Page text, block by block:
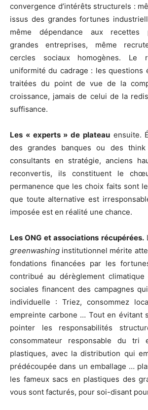
convergence d’intérêts structurels :
issus des grandes fortunes
même dépendance aux recettes
grandes entreprises, même
cercles sociaux homogènes. Le
uniformité du cadrage : les questions
traitées du point de vue de la
croissance, jamais de celui de la
suffisance.
Les « experts » de plateauensuite.
des grandes banques ou des think
consultants en stratégie, anciens
reconvertis, ils constituent le
permanence que les choix faits sont
que toute alternative est
imposée est en réalité une chance.
Les ONG et associations récupérées.
greenwashing institutionnel mérite
fondations financées par les
contribué au dérèglement
sociales financent des campagnes
individuelle : Triez, consommez
empreinte carbone … Tout en évitant
pointer les responsabilités
consommateur responsable du tri
plastiques, avec la distribution qui
prédécoupée dans un emballage …
les fameux sacs en plastiques des
vous sont facturés, pour soi-disant